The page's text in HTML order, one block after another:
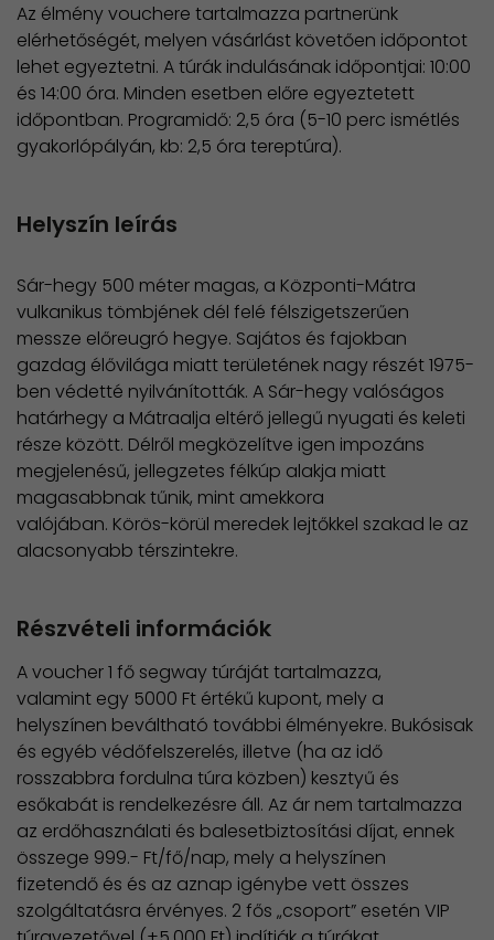
Az élmény vouchere tartalmazza partnerünk
elérhetőségét, melyen vásárlást követően időpontot
lehet egyeztetni. A túrák indulásának időpontjai: 10:00
és 14:00 óra. Minden esetben előre egyeztetett
időpontban. Programidő: 2,5 óra (5-10 perc ismétlés
gyakorlópályán, kb: 2,5 óra tereptúra).
Helyszín leírás
Sár-hegy 500 méter magas, a Központi-Mátra
vulkanikus tömbjének dél felé félszigetszerűen
messze előreugró hegye. Sajátos és fajokban
gazdag élővilága miatt területének nagy részét 1975-
ben védetté nyilvánították. A Sár-hegy valóságos
határhegy a Mátraalja eltérő jellegű nyugati és keleti
része között. Délről megközelítve igen impozáns
megjelenésű, jellegzetes félkúp alakja miatt
magasabbnak tűnik, mint amekkora
valójában. Körös-körül meredek lejtőkkel szakad le az
alacsonyabb térszintekre.
Részvételi információk
A voucher 1 fő segway túráját tartalmazza,
valamint egy 5000 Ft értékű kupont, mely a
helyszínen beváltható további élményekre. Bukósisak
és egyéb védőfelszerelés, illetve (ha az idő
rosszabbra fordulna túra közben) kesztyű és
esőkabát is rendelkezésre áll. Az ár nem tartalmazza
az erdőhasználati és balesetbiztosítási díjat, ennek
összege 999.- Ft/fő/nap, mely a helyszínen
fizetendő és és az aznap igénybe vett összes
szolgáltatásra érvényes. 2 fős „csoport” esetén VIP